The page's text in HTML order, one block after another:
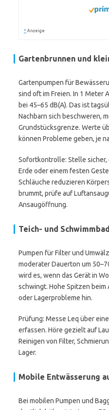
* Anzeige
Gartenbrunnen und
Gartenpumpen für
sind oft im Freien. In 1 Meter
bei 45–65 dB(A). Das ist
Nachbarn sich beschweren,
Grundstücksgrenze. Werte
können Probleme geben, je
Sofortkontrolle: Stelle sicher,
Erde oder einem festen
Schläuche reduzieren
brummt, prüfe auf
Ansaugöffnung.
Teich- und
Pumpen für Filter und
moderater Dauerton um
wird es, wenn das Gerät in
schwingt. Hohe Spitzen
oder Lagerprobleme hin.
Prüfung: Messe Leq über
erfassen. Höre gezielt auf
Reinigen von Filter,
Lager.
Mobile Entwässerung
Bei mobilen Pumpen und